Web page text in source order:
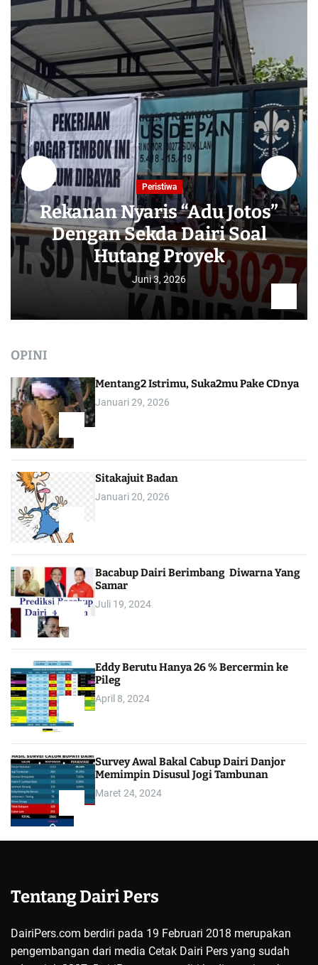
Peristiwa
Rekanan Nyaris “Adu Jotos”
Dengan Sekda Dairi Soal
Hutang Proyek
Juni 3, 2026
OPINI
Mentang2 Istrimu, Suka2mu Pake CDnya
Januari 29, 2026
Sitakajuit Badan
Januari 20, 2026
Bacabup Dairi Berimbang Diwarna Yang
Samar
Juli 19, 2024
Eddy Berutu Hanya 26 % Bercermin ke
Pileg
April 8, 2024
Survey Awal Bakal Cabup Dairi Danjor
Memimpin Disusul Jogi Tambunan
Maret 24, 2024
Tentang Dairi Pers
DairiPers.com berdiri pada 19 Februari 2018 merupakan
pengembangan dari media Cetak Dairi Pers yang sudah